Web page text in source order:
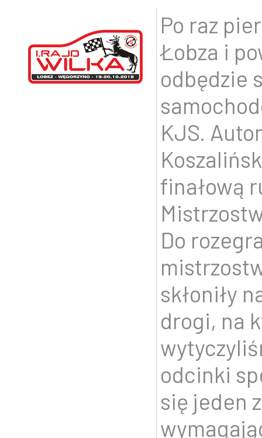
Po raz
Łobza i
odbędzie
KJS.
finałową
Do
skłoniły
drogi, na
odcinki
się jeden